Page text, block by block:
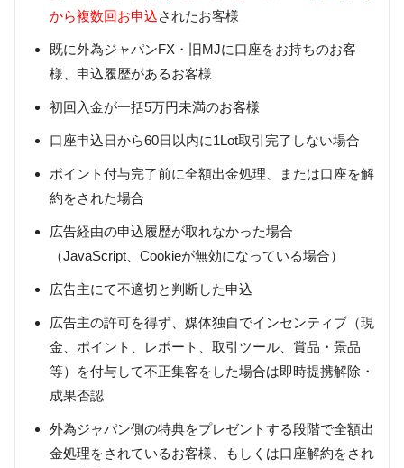
から複数回お申込されたお客様
既に外為ジャパンFX・旧MJに口座をお持ちのお客
様、申込履歴があるお客様
初回入金が一括5万円未満のお客様
口座申込日から60日以内に1Lot取引完了しない場合
ポイント付与完了前に全額出金処理、または口座を解
約をされた場合
広告経由の申込履歴が取れなかった場合
（JavaScript、Cookieが無効になっている場合）
広告主にて不適切と判断した申込
広告主の許可を得ず、媒体独自でインセンティブ（現
金、ポイント、レポート、取引ツール、賞品・景品
等）を付与して不正集客をした場合は即時提携解除・
成果否認
外為ジャパン側の特典をプレゼントする段階で全額出
金処理をされているお客様、もしくは口座解約をされ